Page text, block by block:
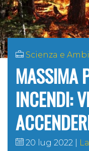
Scienza e
MASSIMA
INCENDI:
20 lug 2022